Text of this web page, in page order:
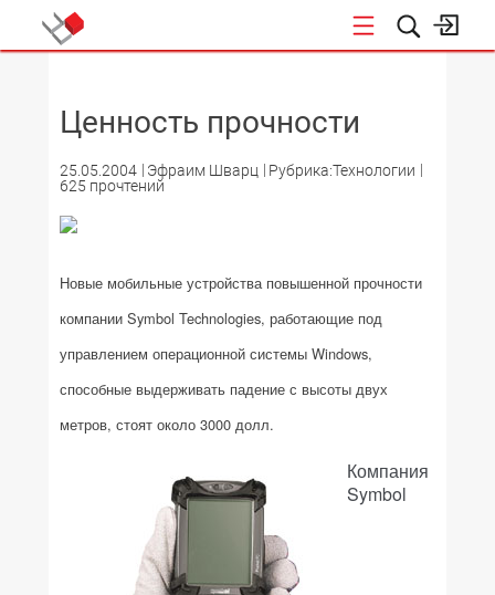
Ценность прочности
25.05.2004 Эфраим Шварц
Рубрика:Технологии
625 прочтений
Новые мобильные устройства повышенной прочности
компании Symbol Technologies, работающие под
управлением операционной системы Windows,
способные выдерживать падение с высоты двух
метров, стоят около 3000 долл.
Компания
Symbol